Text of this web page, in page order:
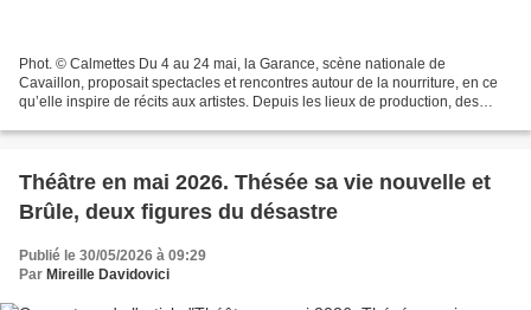
Phot. © Calmettes Du 4 au 24 mai, la Garance, scène nationale de
Cavaillon, proposait spectacles et rencontres autour de la nourriture, en ce
qu’elle inspire de récits aux artistes. Depuis les lieux de production, des
Théâtre en mai 2026. Thésée sa vie nouvelle et
Brûle, deux figures du désastre
Publié le 30/05/2026 à 09:29
Par Mireille Davidovici